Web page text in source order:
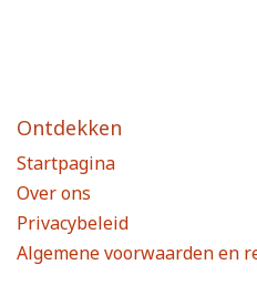
Ontdekken
Startpagina
Over ons
Privacybeleid
Algemene voorwaarden en